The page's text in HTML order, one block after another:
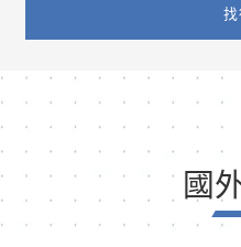
國